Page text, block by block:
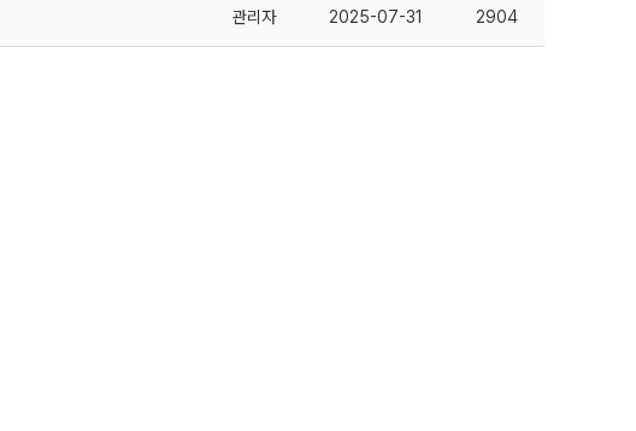
관리자 2025-07-31 2904